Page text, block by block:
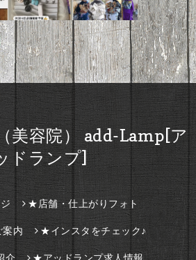
美容院） add-Lamp[ア
ドランプ]
★店舗・仕上がりフォト
内 ★インスタをチェック♪